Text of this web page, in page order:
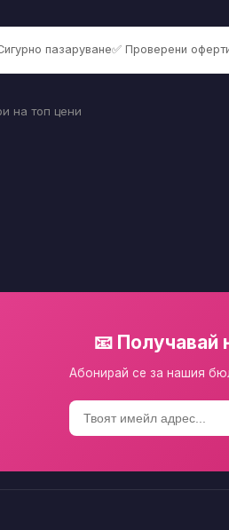
пазаруване✅ Проверени
на топ цени
📧 Получавай
Абонирай се за нашия